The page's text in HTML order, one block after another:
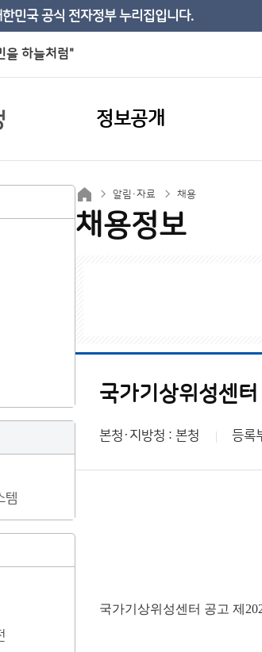
민국 공식 전자정부 누리집입니다.
을 하늘처럼"
정보공개
템
알림·자료 채용
채용정보
국가기상위성센
본청·지방청 : 본청 등록
국가기상위성센터 공고 제